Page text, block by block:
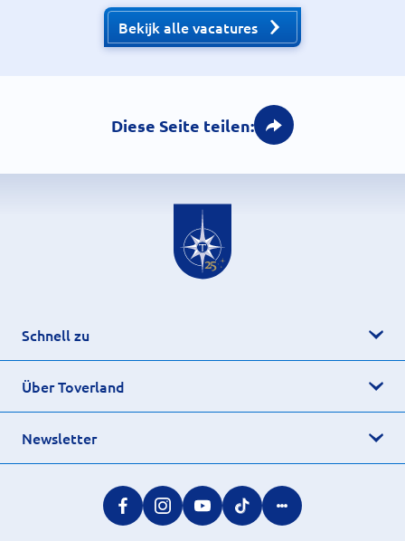
Bekijk alle vacatures
Diese Seite teilen:
Schnell zu
Über Toverland
Newsletter